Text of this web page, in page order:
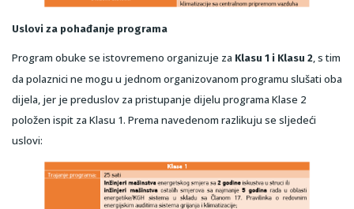
Uslovi za pohađanje programa
Program obuke se istovremeno organizuje za Klasu 1 i Klasu 2, s tim
da polaznici ne mogu u jednom organizovanom programu slušati oba
dijela, jer je preduslov za pristupanje dijelu programa Klase 2
položen ispit za Klasu 1. Prema navedenom razlikuju se sljedeći
uslovi: